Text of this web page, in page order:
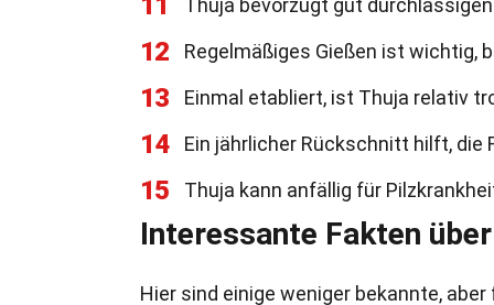
Thuja bevorzugt gut
12 Regelmäßiges Gießen ist wichtig,
13 Einmal etabliert, ist Thuja relativ
14 Ein jährlicher Rückschnitt hilft, die
15 Thuja kann anfällig für
Interessante Fakten
Hier sind einige weniger bekannte,